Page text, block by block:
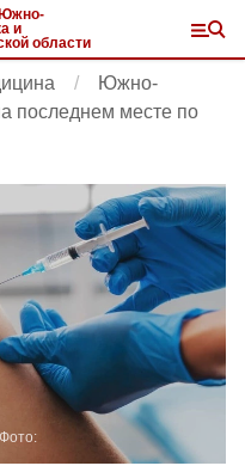
Южно-
и
области
Южно-
последнем месте по
Фото: